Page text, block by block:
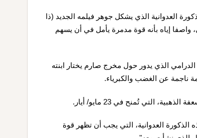
العدوانية الذي يشكل جوهر فيلمه الجديد (ذا
واصفا إياه بأنه قوة مدمرة يأمل في أن يسهم
الذي يدور حول مخرج صارم يختار ابنته
ناجمة عن الغضب والكبرياء.
57 عاما لرويترز "فكرة هذه الذكورة العدوانية، التي يجب أن تظهر قوة